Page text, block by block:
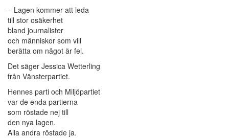
– Lagen kommer att leda
till stor osäkerhet
bland journalister
och människor som vill
berätta om något är fel.
Det säger Jessica Wetterling
från Vänsterpartiet.
Hennes parti och Miljöpartiet
var de enda partierna
som röstade nej till
den nya lagen.
Alla andra röstade ja.